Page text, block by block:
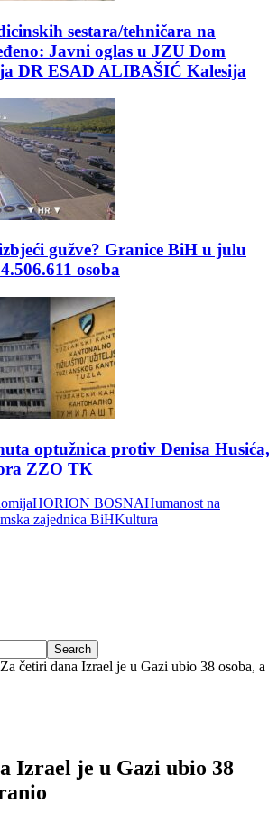
sestara/tehničara na
Javni oglas u JZU Dom
DR ESAD ALIBAŠIĆ Kalesija
gužve? Granice BiH u julu
osoba
optužnica protiv Denisa Husića,
ZZO TK
HORION BOSNAHumanost na
zajednica BiHKultura
Za četiri dana Izrael je u Gazi ubio 38 osoba, a
Izrael je u Gazi ubio 38